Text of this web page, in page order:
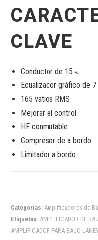
CLAVE
Conductor de 15 «
Ecualizador gráfico de 7
165 vatios RMS
Mejorar el control
HF conmutable
Compresor de a bordo
Limitador a bordo
Categorías: Amplificadores de
Etiquetas: AMPLIFICADOR DE
AMPLIFICADOR PARA BAJO